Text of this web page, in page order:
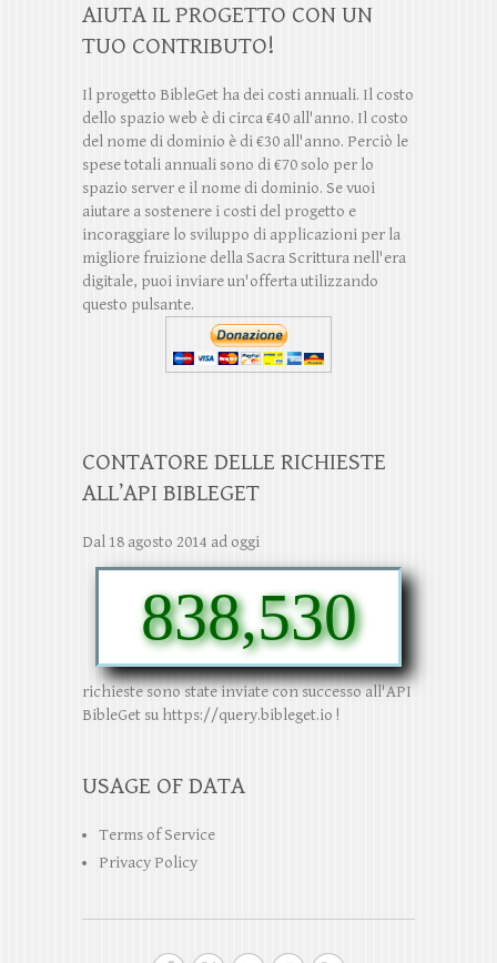
AIUTA IL PROGETTO CON UN
TUO CONTRIBUTO!
Il progetto BibleGet ha dei costi annuali. Il costo
dello spazio web è di circa €40 all'anno. Il costo
del nome di dominio è di €30 all'anno. Perciò le
spese totali annuali sono di €70 solo per lo
spazio server e il nome di dominio. Se vuoi
aiutare a sostenere i costi del progetto e
incoraggiare lo sviluppo di applicazioni per la
migliore fruizione della Sacra Scrittura nell'era
digitale, puoi inviare un'offerta utilizzando
questo pulsante.
CONTATORE DELLE RICHIESTE
ALL’API BIBLEGET
Dal 18 agosto 2014 ad oggi
838,530
richieste sono state inviate con successo all'API
BibleGet su https://query.bibleget.io !
USAGE OF DATA
Terms of Service
Privacy Policy